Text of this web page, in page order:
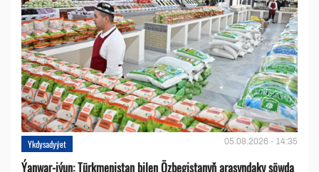
Ykdysadyýet 05.08.2026 - 14:35
Ýanwar-iýun: Türkmenistan bilen Özbegistanyň arasyndaky söwda